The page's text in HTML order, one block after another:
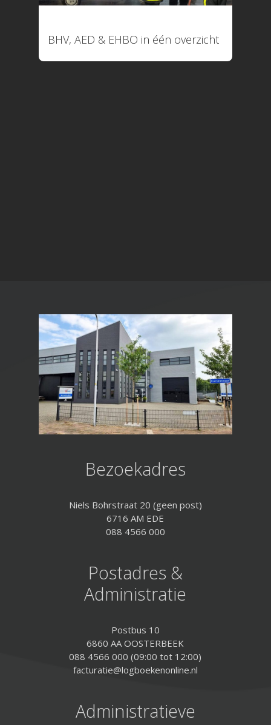
BHV, AED & EHBO in één overzicht
Bezoekadres
Niels Bohrstraat 20 (geen post)
6716 AM EDE
088 4566 000
Postadres &
Administratie
Postbus 10
6860 AA OOSTERBEEK
088 4566 000 (09:00 tot 12:00)
facturatie@logboekenonline.nl
Administratieve